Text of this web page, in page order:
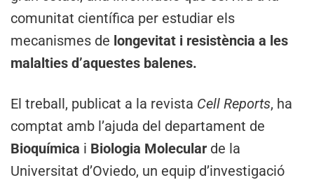
comunitat científica per estudiar els
mecanismes de longevitat i resistència a les
malalties d’aquestes balenes.
El treball, publicat a la revista Cell Reports, ha
comptat amb l’ajuda del departament de
Bioquímica i Biologia Molecular de la
Universitat d’Oviedo, un equip d’investigació